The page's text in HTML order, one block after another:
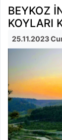
BEYKOZ
KOYLARI
25.11.2023